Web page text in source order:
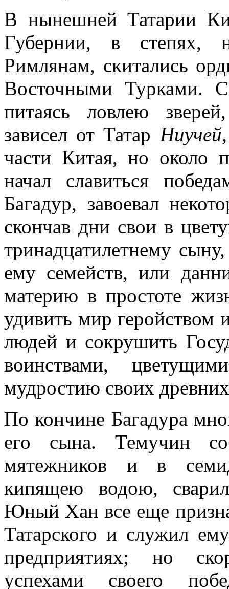
В нынешней Татарии
Губернии, в степях,
Римлянам, скитались
Восточными Турками.
питаясь ловлею
зависел от Татар Ниучей
части Китая, но около
начал славиться
Багадур, завоевал
скончав дни свои в
тринадцатилетнему
ему семейств, или
материю в простоте
удивить мир геройством
людей и сокрушить
воинствами,
мудростию своих
По кончине Багадура
его сына. Темучин
мятежников и в
кипящею водою,
Юный Хан все еще
Татарского и служил
предприятиях; но
успехами своего